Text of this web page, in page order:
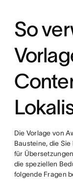
So
Die Vorlage von
Bausteine, die
für
die speziellen
folgende Fragen